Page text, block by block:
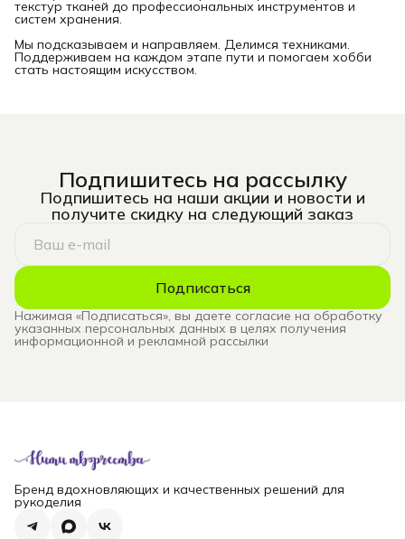
текстур тканей до профессиональных инструментов и
систем хранения.
Мы подсказываем и направляем. Делимся техниками.
Поддерживаем на каждом этапе пути и помогаем хобби
стать настоящим искусством.
Подпишитесь на рассылку
Подпишитесь на наши акции и новости и
получите скидку на следующий заказ
Подписаться
Нажимая «Подписаться», вы даете согласие на обработку
указанных персональных данных в целях получения
информационной и рекламной рассылки
Бренд вдохновляющих и качественных решений для
рукоделия